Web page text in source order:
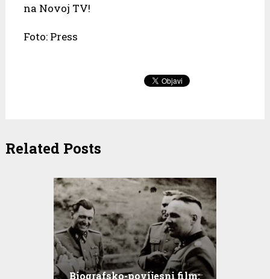
na Novoj TV!
Foto: Press
Related Posts
Biografsko-povijesni film: